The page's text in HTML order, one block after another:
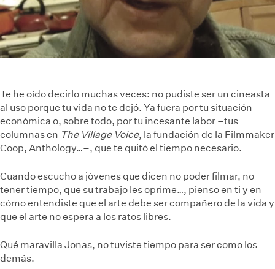
Te he oído decirlo muchas veces: no pudiste ser un cineasta
al uso porque tu vida no te dejó. Ya fuera por tu situación
económica o, sobre todo, por tu incesante labor –tus
columnas en The Village Voice, la fundación de la Filmmaker
Coop, Anthology…–, que te quitó el tiempo necesario.
Cuando escucho a jóvenes que dicen no poder filmar, no
tener tiempo, que su trabajo les oprime…, pienso en ti y en
cómo entendiste que el arte debe ser compañero de la vida y
que el arte no espera a los ratos libres.
Qué maravilla Jonas, no tuviste tiempo para ser como los
demás.